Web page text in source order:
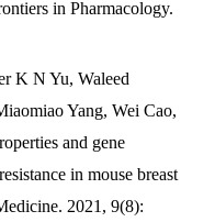
in Pharmacology.
K N Yu, Waleed
Yang, Wei Cao,
and gene
in mouse breast
2021, 9(8):